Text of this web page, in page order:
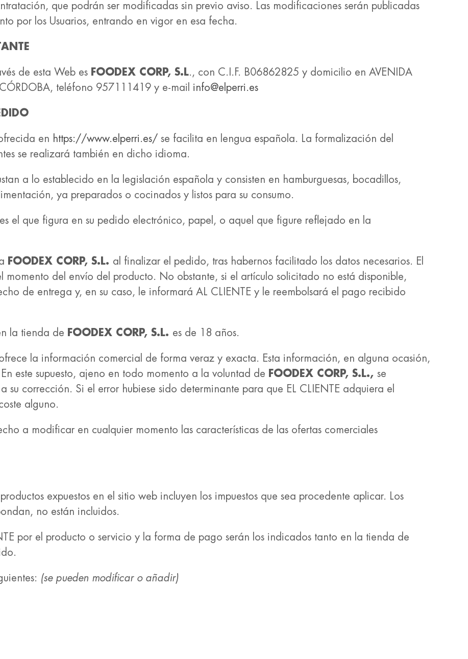
que podrán ser modificadas sin previo aviso. Las modificaciones serán publicadas
por los Usuarios, entrando en vigor en esa fecha.
de esta Web es FOODEX CORP, S.L., con C.I.F. B06862825 y domicilio en AVENIDA
teléfono 957111419 y e-mail info@elperri.es
en https://www.elperri.es/ se facilita en lengua española. La formalización del
se realizará también en dicho idioma.
a lo establecido en la legislación española y consisten en hamburguesas, bocadillos,
ya preparados o cocinados y listos para su consumo.
el que figura en su pedido electrónico, papel, o aquel que figure reflejado en la
FOODEX CORP, S.L. al finalizar el pedido, tras habernos facilitado los datos necesarios. El
momento del envío del producto. No obstante, si el artículo solicitado no está disponible,
de entrega y, en su caso, le informará AL CLIENTE y le reembolsará el pago recibido
la tienda de FOODEX CORP, S.L. es de 18 años.
la información comercial de forma veraz y exacta. Esta información, en alguna ocasión,
este supuesto, ajeno en todo momento a la voluntad de FOODEX CORP, S.L., se
su corrección. Si el error hubiese sido determinante para que EL CLIENTE adquiera el
alguno.
a modificar en cualquier momento las características de las ofertas comerciales
expuestos en el sitio web incluyen los impuestos que sea procedente aplicar. Los
no están incluidos.
por el producto o servicio y la forma de pago serán los indicados tanto en la tienda de
(se pueden modificar o añadir)